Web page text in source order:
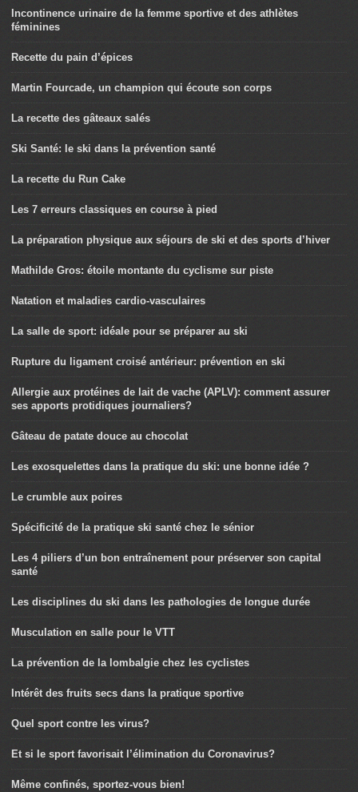
Incontinence urinaire de la femme sportive et des athlètes
féminines
Recette du pain d’épices
Martin Fourcade, un champion qui écoute son corps
La recette des gâteaux salés
Ski Santé: le ski dans la prévention santé
La recette du Run Cake
Les 7 erreurs classiques en course à pied
La préparation physique aux séjours de ski et des sports d’hiver
Mathilde Gros: étoile montante du cyclisme sur piste
Natation et maladies cardio-vasculaires
La salle de sport: idéale pour se préparer au ski
Rupture du ligament croisé antérieur: prévention en ski
Allergie aux protéines de lait de vache (APLV): comment assurer
ses apports protidiques journaliers?
Gâteau de patate douce au chocolat
Les exosquelettes dans la pratique du ski: une bonne idée ?
Le crumble aux poires
Spécificité de la pratique ski santé chez le sénior
Les 4 piliers d’un bon entraînement pour préserver son capital
santé
Les disciplines du ski dans les pathologies de longue durée
Musculation en salle pour le VTT
La prévention de la lombalgie chez les cyclistes
Intérêt des fruits secs dans la pratique sportive
Quel sport contre les virus?
Et si le sport favorisait l’élimination du Coronavirus?
Même confinés, sportez-vous bien!